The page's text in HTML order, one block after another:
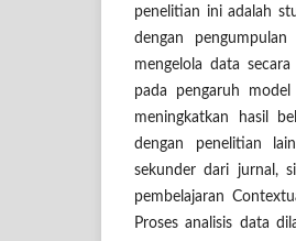
penelitian ini adalah
dengan
mengelola data
pada pengaruh
meningkatkan hasil
dengan penelitian
sekunder dari jurnal,
pembelajaran
Proses analisis data